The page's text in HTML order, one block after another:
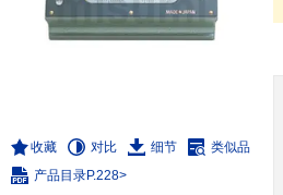
收藏 对比 细节
类似品
产品目录P.228>